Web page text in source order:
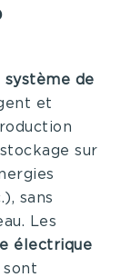
système de
et
sur
sans
Les
électrique
sont